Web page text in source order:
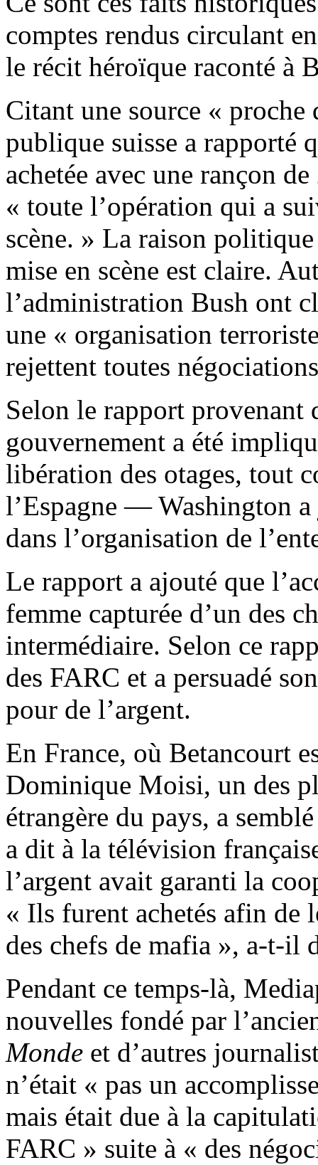
comptes rendus circulant
le récit héroïque raconté à
Citant une source « proche
publique suisse a rapporté
achetée avec une rançon
« toute l’opération qui a
scène. » La raison
mise en scène est claire.
l’administration Bush ont
une « organisation
rejettent toutes
Selon le rapport
gouvernement a été
libération des otages, tout
l’Espagne — Washington
dans l’organisation de
Le rapport a ajouté que
femme capturée d’un des
intermédiaire. Selon ce
des FARC et a persuadé
pour de l’argent.
En France, où Betancourt
Dominique Moisi, un des
étrangère du pays, a
a dit à la télévision
l’argent avait garanti la
« Ils furent achetés afin de
des chefs de mafia », a-t-il
Pendant ce temps-là,
nouvelles fondé par
Monde et d’autres
n’était « pas un
mais était due à la
FARC » suite à « des